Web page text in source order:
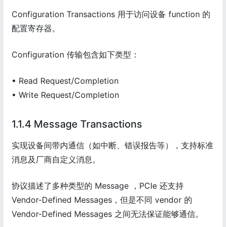
Configuration Transactions 用于访问设备 function 的
配置寄存器。
Configuration 传输包含如下类型：
• Read Request/Completion
• Write Request/Completion
1.1.4 Message Transactions
实现设备间带内通信（如中断、错误报告等），支持标准
消息及厂商自定义消息。
协议描述了多种类型的 Message ，PCIe 还支持
Vendor-Defined Messages，但是不同 vendor 的
Vendor-Defined Messages 之间无法保证能够通信。